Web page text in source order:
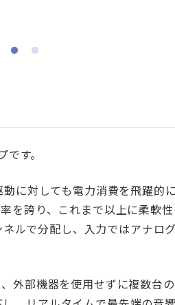
す。
に対しても電力消費を飛躍的
を誇り、これまで以上に柔軟
ルで分配し、入力ではアナロ
外部機器を使用せずに複数台